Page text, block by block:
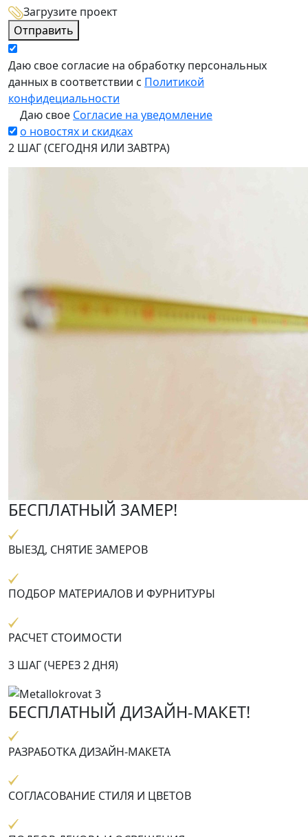
Загрузите проект
Отправить
Даю свое согласие на обработку персональных
данных в соответствии с Политикой
конфидециальности
Даю свое Согласие на уведомление
о новостях и скидках
2 ШАГ (СЕГОДНЯ ИЛИ ЗАВТРА)
БЕСПЛАТНЫЙ ЗАМЕР!
ВЫЕЗД, СНЯТИЕ ЗАМЕРОВ
ПОДБОР МАТЕРИАЛОВ И ФУРНИТУРЫ
РАСЧЕТ СТОИМОСТИ
3 ШАГ (ЧЕРЕЗ 2 ДНЯ)
БЕСПЛАТНЫЙ ДИЗАЙН-МАКЕТ!
РАЗРАБОТКА ДИЗАЙН-МАКЕТА
СОГЛАСОВАНИЕ СТИЛЯ И ЦВЕТОВ